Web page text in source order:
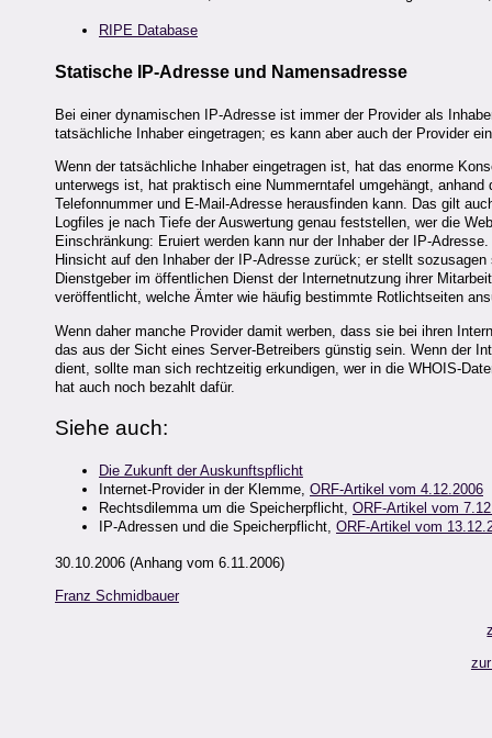
RIPE Database
Statische IP-Adresse und Namensadresse
Bei einer dynamischen IP-Adresse ist immer der Provider als
tatsächliche Inhaber eingetragen; es kann aber auch der Provider
Wenn der tatsächliche Inhaber eingetragen ist, hat das enorme
unterwegs ist, hat praktisch eine Nummerntafel umgehängt,
Telefonnummer und E-Mail-Adresse herausfinden kann. Das gilt
Logfiles je nach Tiefe der Auswertung genau feststellen, wer die
Einschränkung: Eruiert werden kann nur der Inhaber der IP-
Hinsicht auf den Inhaber der IP-Adresse zurück; er stellt
Dienstgeber im öffentlichen Dienst der Internetnutzung ihrer
veröffentlicht, welche Ämter wie häufig bestimmte Rotlichtseiten
Wenn daher manche Provider damit werben, dass sie bei ihren
das aus der Sicht eines Server-Betreibers günstig sein. Wenn der
dient, sollte man sich rechtzeitig erkundigen, wer in die WHOIS-
hat auch noch bezahlt dafür.
Siehe auch:
Die Zukunft der Auskunftspflicht
Internet-Provider in der Klemme, ORF-Artikel vom 4.12.2006
Rechtsdilemma um die Speicherpflicht, ORF-Artikel vom
IP-Adressen und die Speicherpflicht, ORF-Artikel vom
30.10.2006 (Anhang vom 6.11.2006)
Franz Schmidbauer